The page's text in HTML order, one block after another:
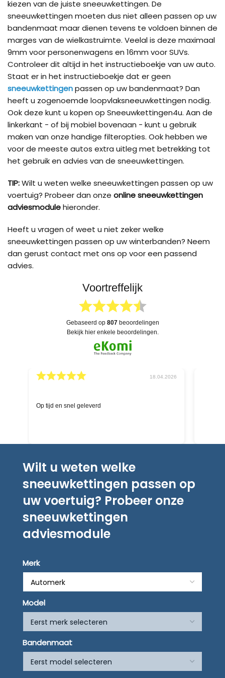
kiezen van de juiste sneeuwkettingen. De
sneeuwkettingen moeten dus niet alleen passen op uw
bandenmaat maar dienen tevens te voldoen binnen de
marges van de wielkastruimte. Veelal is deze maximaal
9mm voor personenwagens en 16mm voor SUVs.
Controleer dit altijd in het instructieboekje van uw auto.
Staat er in het instructieboekje dat er geen
sneeuwkettingenpassen op uw bandenmaat? Dan
heeft u zogenoemde loopvlaksneeuwkettingen nodig.
Ook deze kunt u kopen op Sneeuwkettingen4u. Aan de
linkerkant - of bij mobiel bovenaan - kunt u gebruik
maken van onze handige filteropties. Ook hebben we
voor de meeste autos extra uitleg met betrekking tot
het gebruik en advies van de sneeuwkettingen.
TIP:Wilt u weten welke sneeuwkettingen passen op uw
voertuig? Probeer dan onze online sneeuwkettingen
adviesmodulehieronder.
Heeft u vragen of weet u niet zeker welke
sneeuwkettingen passen op uw winterbanden? Neem
dan gerust contact met ons op voor een passend
advies.
Voortreffelijk
gebaseerd op 807beoordelingen
bekijk hier enkele beoordelingen.
04.04.2026
schnelle Hilfe aufgrund Versandstatus durch die
Wilt u weten welke
sneeuwkettingen passen op
uw voertuig? Probeer onze
sneeuwkettingen
adviesmodule
Merk
Model
Bandenmaat